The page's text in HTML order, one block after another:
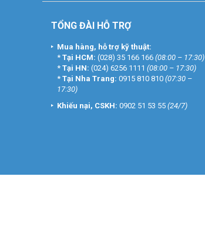
TỔNG ĐÀI HỖ TRỢ
Mua hàng, hỗ trợ kỹ thuật:
* Tại HCM: (028) 35 166 166 (08:00 – 17:30)
* Tại HN: (024) 6256 1111 (08:00 – 17:30)
* Tại Nha Trang: 0915 810 810 (07:30 –
17:30)
Khiếu nại, CSKH: 0902 51 53 55 (24/7)